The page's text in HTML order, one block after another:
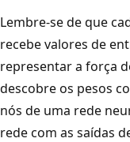
Lembre-se de que
recebe valores de
representar a força
descobre os pesos
nós de uma rede
rede com as saídas